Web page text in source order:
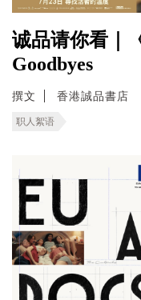
诚品请你看｜
Goodbyes
撰文 香港誠品書店
职人絮语